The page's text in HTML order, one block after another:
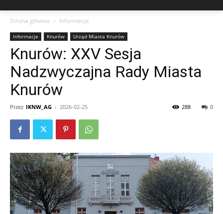
Strona główna Informacje
Informacje Knurów Urząd Miasta Knurów
Knurów: XXV Sesja
Nadzwyczajna Rady Miasta
Knurów
Przez IKNW_AG - 2026-02-25 0
288